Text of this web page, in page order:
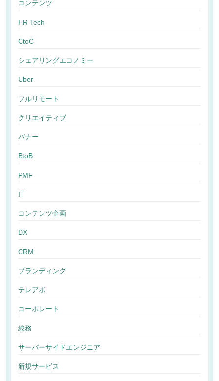
コンテンツ
HR Tech
CtoC
シェアリングエコノミー
Uber
フルリモート
クリエイティブ
バナー
BtoB
PMF
IT
コンテンツ企画
DX
CRM
ブランディング
テレアポ
コーポレート
総務
サーバーサイドエンジニア
新規サービス